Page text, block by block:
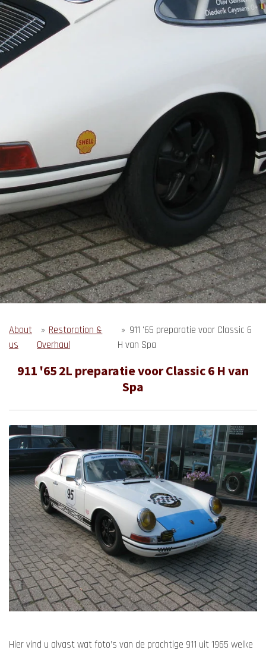
About
us
» Restoration &
Overhaul
» 911 '65 preparatie voor Classic 6
H van Spa
911 '65 2L preparatie voor Classic 6 H van
Spa
Hier vind u alvast wat foto’s van de prachtige 911 uit 1965 welke